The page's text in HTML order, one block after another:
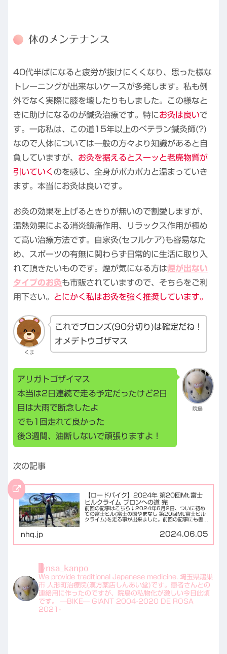
体のメンテナンス
40代半ばになると疲労が抜けにくくなり、思った様な
トレーニングが出来ないケースが多発します。私も例
外でなく実際に膝を壊したりもしました。この様なと
きに助けになるのが鍼灸治療です。特にお灸は良いで
す。一応私は、この道15年以上のベテラン鍼灸師(?)
なので人体については一般の方々より知識があると自
負していますが、 お灸を据えるとスーッと老廃物質が
引いていく のを感じ、全身がポカポカと温まっていき
ます。本当にお灸は良いです。
お灸の効果を上げるときりが無いので割愛しますが、
温熱効果による消炎鎮痛作用、リラックス作用が極め
て高い治療方法です。自家灸(セフルケア)も容易なた
め、スポーツの有無に関わらず日常的に生活に取り入
れて頂きたいものです。煙が気になる方は煙が出ない
タイプのお灸も市販されていますので、そちらをご利
用下さい。 とにかく私はお灸を強く推奨しています。
くま
これでブロンズ(90分切り)は確定だね！
オメデトウゴザマス
院鳥
アリガトゴザイマス
本当は2日連続で走る予定だったけど2日
目は大雨で断念したよ
でも1回走れて良かった
後3週間、油断しないで頑張りますよ！
次の記事
【ロードバイク】2024年 第20回Mt.富士
ヒルクライム ブロンへの道 完
前回の記事はこちら↓2024年6月2日、ついに初め
ての富士ヒル(富士の国やまなし 第20回Mt.富士ヒル
クライム)を走る事が出来ました。前回の記事にも書き
内で走ってブロンズリングを貰う事」です...
nhq.jp 2024.06.05
ynsa_kanpo
We provide traditional Japanese medicine. 埼玉県鴻巣
市 人形町治療院(漢方薬店しんあい堂)です。患者さんとの
連絡用に作ったのですが、院鳥の私物化が激しい今日此頃
です。
—BIKE— GIANT 2004-2020 DE ROSA
2021-